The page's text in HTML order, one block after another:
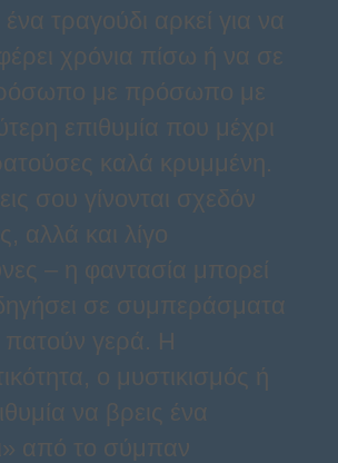
τραγούδι αρκεί για να
χρόνια πίσω ή να σε
με πρόσωπο με
επιθυμία που μέχρι
καλά κρυμμένη.
σου γίνονται σχεδόν
αλλά και λίγο
– η φαντασία μπορεί
σε συμπεράσματα
πατούν γερά. Η
ο μυστικισμός ή
να βρεις ένα
από το σύμπαν